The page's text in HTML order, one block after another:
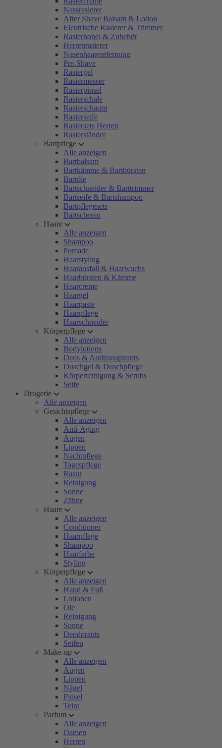
Nassrasierer
After Shave Balsam & Lotion
Elektrische Rasierer & Trimmer
Rasierhobel & Zubehör
Herrenrasierer
Nasenhaarentfernung
Pre-Shave
Rasiergel
Rasiermesser
Rasierpinsel
Rasierschale
Rasierschaum
Rasierseife
Rasiersets Herren
Rasierständer
Bartpflege
Alle anzeigen
Bartbalsam
Bartkämme & Bartbürsten
Bartöle
Bartschneider & Barttrimmer
Bartseife & Bartshampoo
Bartpflegesets
Bartscheren
Haare
Alle anzeigen
Shampoo
Pomade
Haarstyling
Haarausfall & Haarwuchs
Haarbürsten & Kämme
Haarcreme
Haargel
Haarpaste
Haarpflege
Haarschneider
Körperpflege
Alle anzeigen
Bodylotions
Deos & Antitranspirants
Duschgel & Duschpflege
Körperreinigung & Scrubs
Seife
Drogerie
Alle anzeigen
Gesichtspflege
Alle anzeigen
Anti-Aging
Augen
Lippen
Nachtpflege
Tagespflege
Rasur
Reinigung
Sonne
Zähne
Haare
Alle anzeigen
Conditioner
Haarpflege
Shampoo
Haarfarbe
Styling
Körperpflege
Alle anzeigen
Hand & Fuß
Lotionen
Öle
Reinigung
Sonne
Deodorants
Seifen
Make-up
Alle anzeigen
Augen
Lippen
Nägel
Pinsel
Teint
Parfum
Alle anzeigen
Damen
Herren